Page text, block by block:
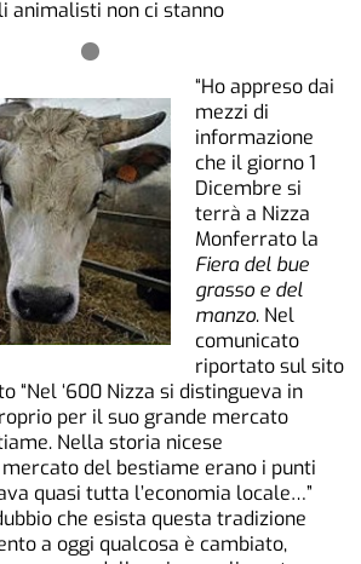
animalisti non ci stanno
“Ho appreso dai
mezzi di
informazione
che il giorno 1
Dicembre si
terrà a Nizza
Monferrato la
Fiera del bue
grasso e del
manzo. Nel
comunicato
riportato sul sito
“Nel ‘600 Nizza si distingueva in
per il suo grande mercato
Nella storia nicese
del bestiame erano i punti
quasi tutta l’economia locale…”
che esista questa tradizione
a oggi qualcosa è cambiato,